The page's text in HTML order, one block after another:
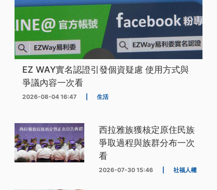
EZ WAY實名認證引發個資疑慮 使用方式與
爭議內容一次看
2026-08-04 16:47 生活
西拉雅族獲核定原住民族
爭取過程與族群分布一次
看
2026-07-30 15:46 社福人權